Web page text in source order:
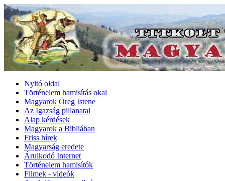
Nyitó oldal
Történelem hamisítás okai
Magyarok Öreg Istene
Az Igazság pillanatai
Alap kérdések
Magyarok a Bibliában
Friss hírek
Magyarság eredete
Árulkodó Internet
Történelem hamisítók
Filmek - videók